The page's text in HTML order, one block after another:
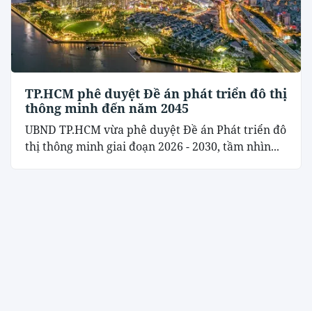
TP.HCM phê duyệt Đề án phát triển đô thị
thông minh đến năm 2045
UBND TP.HCM vừa phê duyệt Đề án Phát triển đô
thị thông minh giai đoạn 2026 - 2030, tầm nhìn...